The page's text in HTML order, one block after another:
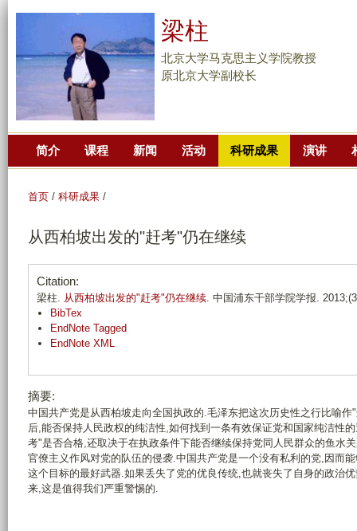
主
梁柱
北京大学马克思主义学院教授
原北京大学副校长
简介 课程 新闻 活动 科研成果 演讲
首页 / 科研成果 /
从西柏坡出发的"赶考"仍在继续
Citation:
梁柱. 从西柏坡出发的"赶考"仍在继续. 中国浦东干部学院学报.
BibTex
EndNote Tagged
EndNote XML
摘要:
中国共产党是从西柏坡走向全国执政的.毛泽东把这次历史性之行比喻
后,能否保持人民政权的纯洁性,如何找到一条有效保证党和国家纯洁性
考"是否合格,还取决于在执政条件下能否继续保持党同人民群众的鱼水
官僚主义作风对党的队伍的侵袭.中国共产党是一个没有私利的党,因而
这个目标的最好武器.如果丢失了党的优良传统,也就丧失了自身的政治
来,这是值得我们严重警惕的.